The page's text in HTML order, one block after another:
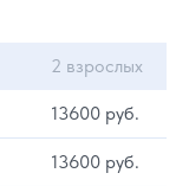
2 взрослых
13600 руб.
13600 руб.